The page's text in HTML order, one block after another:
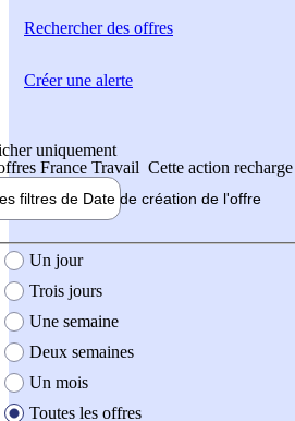
Rechercherdes offres
uniquement
France Travail Cette action
filtres de Date de création de l'offre
création de l'offre
Un jour
Trois jours
Une semaine
Deux semaines
Un mois
Toutes les offres
Créer une alerte